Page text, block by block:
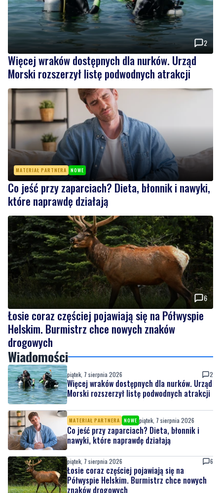
2
Więcej wraków dostępnych dla nurków. Urząd
Morski rozszerzył listę podwodnych atrakcji
MATERIAŁ PARTNERA NOWE
Co jeść przy zaparciach? Dieta, błonnik i nawyki,
które naprawdę działają
6
Łosie coraz częściej pojawiają się na Półwyspie
Helskim. Burmistrz chce nowych znaków
drogowych
Wiadomości
piątek, 7 sierpnia 2026 2
Więcej wraków dostępnych dla nurków. Urząd
Morski rozszerzył listę podwodnych atrakcji
MATERIAŁ PARTNERA NOWE piątek, 7 sierpnia 2026
Co jeść przy zaparciach? Dieta, błonnik i
nawyki, które naprawdę działają
piątek, 7 sierpnia 2026 6
Łosie coraz częściej pojawiają się na
Półwyspie Helskim. Burmistrz chce nowych
znaków drogowych